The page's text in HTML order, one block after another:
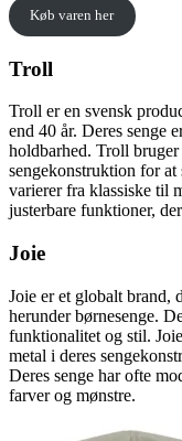
Køb varen her
Troll
Troll er en svensk
end 40 år. Deres senge
holdbarhed. Troll
sengekonstruktion for
varierer fra klassiske til
justerbare funktioner,
Joie
Joie er et globalt brand,
herunder børnesenge.
funktionalitet og stil.
metal i deres
Deres senge har ofte
farver og mønstre.